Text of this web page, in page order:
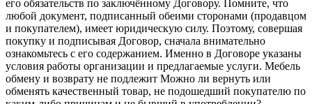
его обязательств по заключённому Договору. Помните, что
любой документ, подписанный обеими сторонами (продавцом
и покупателем), имеет юридическую силу. Поэтому, совершая
покупку и подписывая Договор, сначала внимательно
ознакомьтесь с его содержанием. Именно в Договоре указаны
условия работы организации и предлагаемые услуги. Мебель
обмену и возврату не подлежит Можно ли вернуть или
обменять качественный товар, не подошедший покупателю по